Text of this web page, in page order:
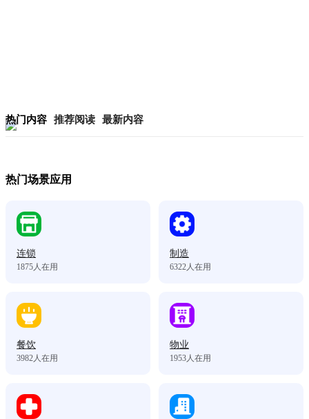
热门内容 推荐阅读 最新内容
热门场景应用
连锁
1875人在用
制造
6322人在用
餐饮
3982人在用
物业
1953人在用